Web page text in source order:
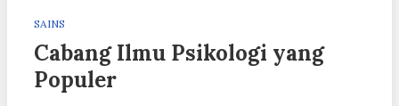
SAINS
Cabang Ilmu Psikologi yang
Populer